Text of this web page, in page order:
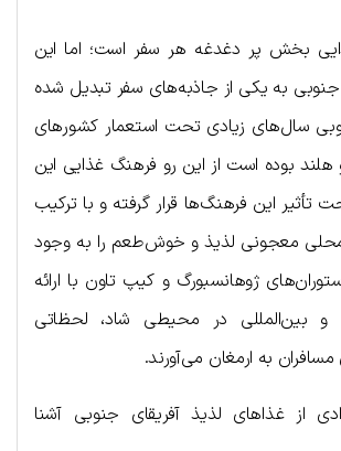
بخش پر دغدغه هر سفر است؛ اما این
به یکی از جاذبه‌های سفر تبدیل شده
سال‌های زیادی تحت استعمار کشورهای
هلند بوده است از این رو فرهنگ غذایی این
این فرهنگ‌ها قرار گرفته و با ترکیب
معجونی لذیذ و خوش‌طعم را به وجود
ژوهانسبورگ و کیپ تاون با ارائه
و بین‌المللی در محیطی شاد، لحظاتی
مسافران به ارمغان می‌آورند.
از غذاهای لذیذ آفریقای جنوبی آشنا